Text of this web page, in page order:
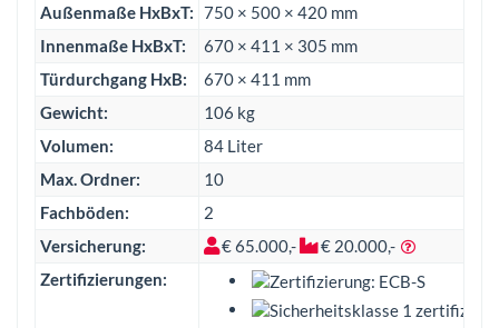
Außenmaße HxBxT: 750 × 500 × 420 mm
Innenmaße HxBxT:
670 × 411 × 305 mm
Türdurchgang HxB:
670 × 411 mm
Gewicht:
106 kg
Volumen:
84 Liter
Max. Ordner:
10
Fachböden:
2
Versicherung:
€ 65.000,-
€ 20.000,-
Zertifizierungen: